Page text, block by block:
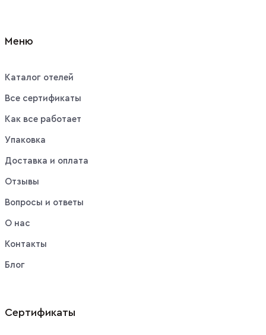
Меню
Каталог отелей
Все сертификаты
Как все работает
Упаковка
Доставка и оплата
Отзывы
Вопросы и ответы
О нас
Контакты
Блог
Сертификаты